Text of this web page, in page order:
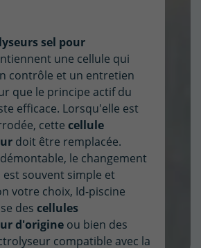
sel pour
une cellule qui
contrôle et un entretien
que le principe actif du
efficace. Lorsqu'elle est
cettecellule
doit être remplacée.
le changement
est souvent simple et
votre choix, Id-piscine
descellules
d'origine ou bien des
compatible avec la